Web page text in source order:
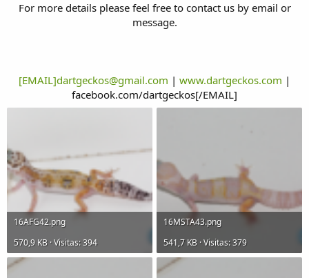
For more details please feel free to contact us by email or
message.
[EMAIL]dartgeckos@gmail.com | www.dartgeckos.com |
facebook.com/dartgeckos[/EMAIL]​
16AFG42.png
570,9 KB · Visitas: 394
16MSTA43.png
541,7 KB · Visitas: 379